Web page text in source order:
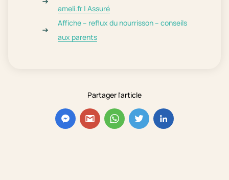
Partager l'article
ameli.fr | Assuré
Affiche – reflux du nourrisson – conseils
aux parents